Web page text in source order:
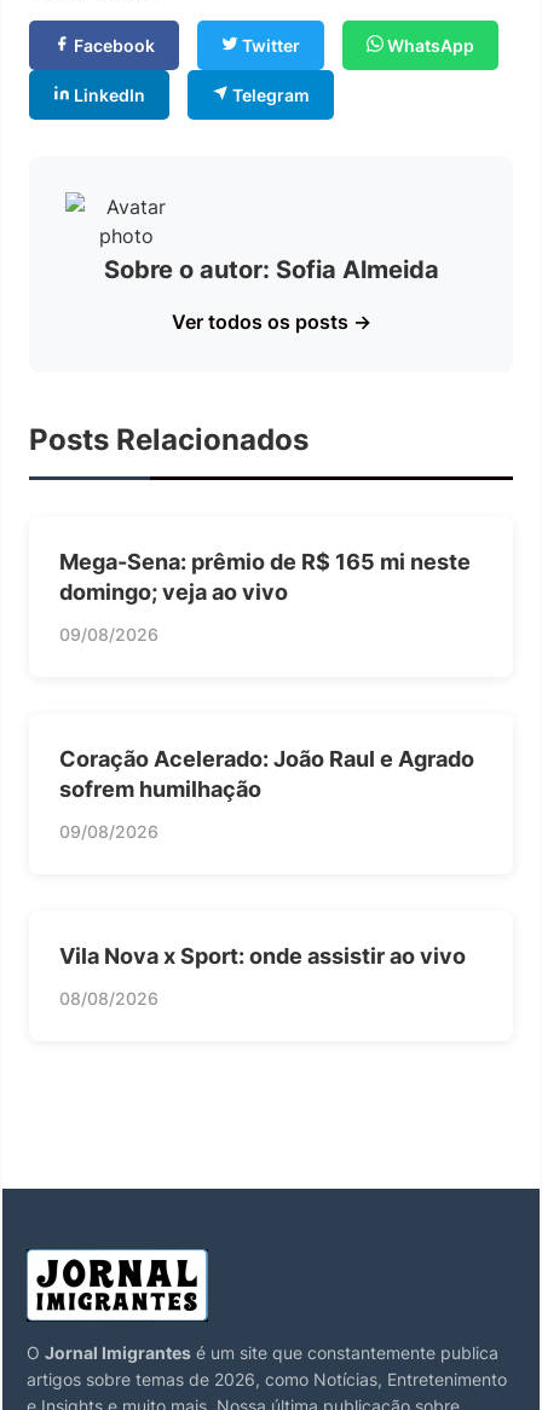
Facebook Twitter WhatsApp
LinkedIn Telegram
Sobre o autor: Sofia Almeida
Ver todos os posts →
Posts Relacionados
Mega-Sena: prêmio de R$ 165 mi neste
domingo; veja ao vivo
09/08/2026
Coração Acelerado: João Raul e Agrado
sofrem humilhação
09/08/2026
Vila Nova x Sport: onde assistir ao vivo
08/08/2026
O Jornal Imigrantes é um site que constantemente publica
artigos sobre temas de 2026, como Notícias, Entretenimento
e Insights e muito mais. Nossa última publicação sobre